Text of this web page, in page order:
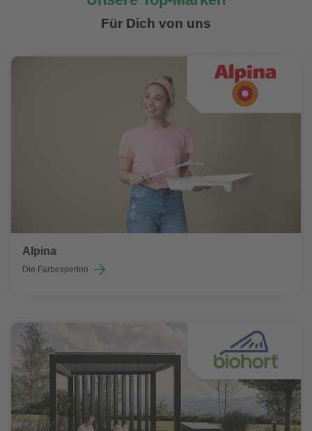
Für Dich von uns
Alpina
Die Farbexperten